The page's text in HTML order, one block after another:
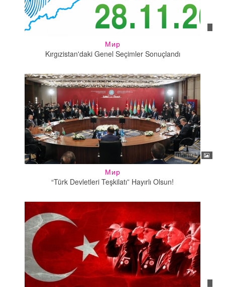
Мир
Kırgızistan'daki Genel Seçimler Sonuçlandı
Мир
“Türk Devletleri Teşkilatı” Hayırlı Olsun!